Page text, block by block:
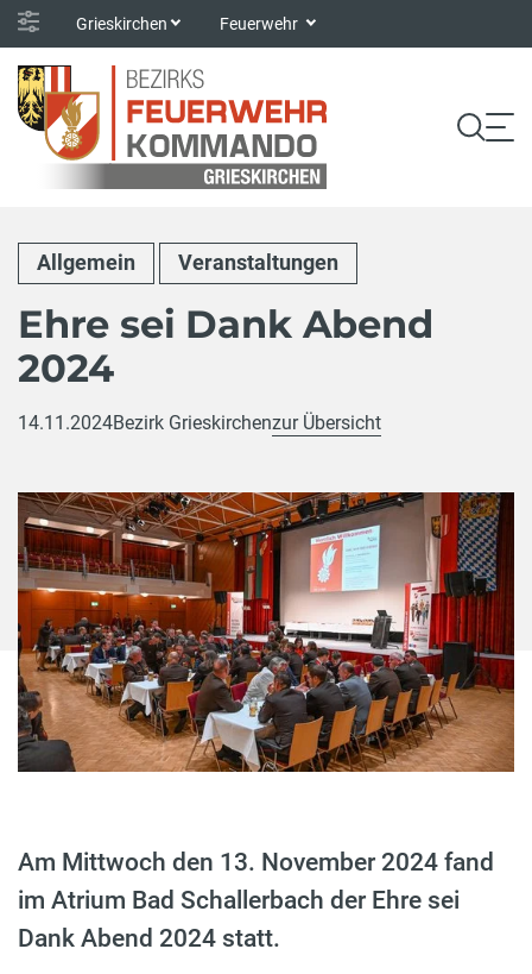
Grieskirchen Feuerwehr
Allgemein Veranstaltungen
Ehre sei Dank Abend
2024
14.11.2024Bezirk Grieskirchenzur Übersicht
Am Mittwoch den 13. November 2024 fand
im Atrium Bad Schallerbach der Ehre sei
Dank Abend 2024 statt.